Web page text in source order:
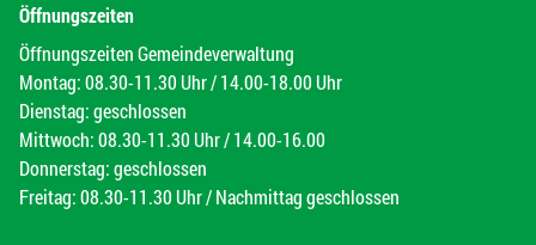
Öffnungszeiten
Öffnungszeiten Gemeindeverwaltung
Montag: 08.30-11.30 Uhr / 14.00-18.00 Uhr
Dienstag: geschlossen
Mittwoch: 08.30-11.30 Uhr / 14.00-16.00
Donnerstag: geschlossen
Freitag: 08.30-11.30 Uhr / Nachmittag geschlossen